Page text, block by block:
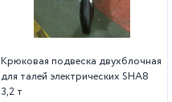
Крюковая подвеска двухблочная
для талей электрических SHA8
3,2 т